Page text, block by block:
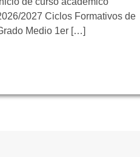
2027 Ciclos Formativos de
Medio 1er […]